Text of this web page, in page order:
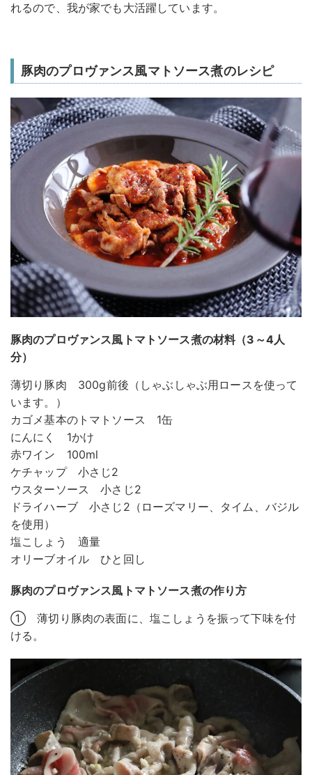
れるので、我が家でも大活躍しています。
豚肉のプロヴァンス風マトソース煮のレシピ
豚肉のプロヴァンス風トマトソース煮の材料（3～4人
分）
薄切り豚肉 300g前後（しゃぶしゃぶ用ロースを使って
います。）
カゴメ基本のトマトソース 1缶
にんにく 1かけ
赤ワイン 100ml
ケチャップ 小さじ2
ウスターソース 小さじ2
ドライハーブ 小さじ2（ローズマリー、タイム、バジル
を使用）
塩こしょう 適量
オリーブオイル ひと回し
豚肉のプロヴァンス風トマトソース煮の作り方
① 薄切り豚肉の表面に、塩こしょうを振って下味を付
ける。